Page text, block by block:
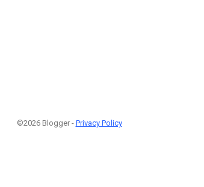
©2026 Blogger - Privacy Policy